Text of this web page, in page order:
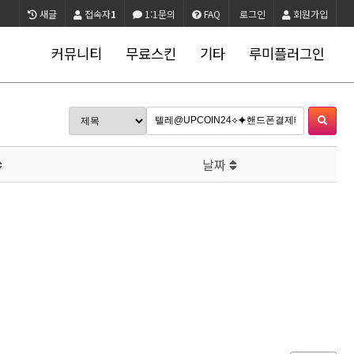
회원가입
로그인
FAQ
1:1문의
접속자1
새글
커뮤니티 무료스킨 기타 루미플러그인
날짜